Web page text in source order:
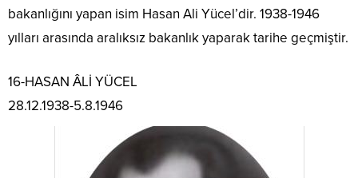
bakanlığını yapan isim Hasan Ali Yücel’dir. 1938-1946
yılları arasında aralıksız bakanlık yaparak tarihe geçmiştir.
16-HASAN ÂLİ YÜCEL
28.12.1938-5.8.1946